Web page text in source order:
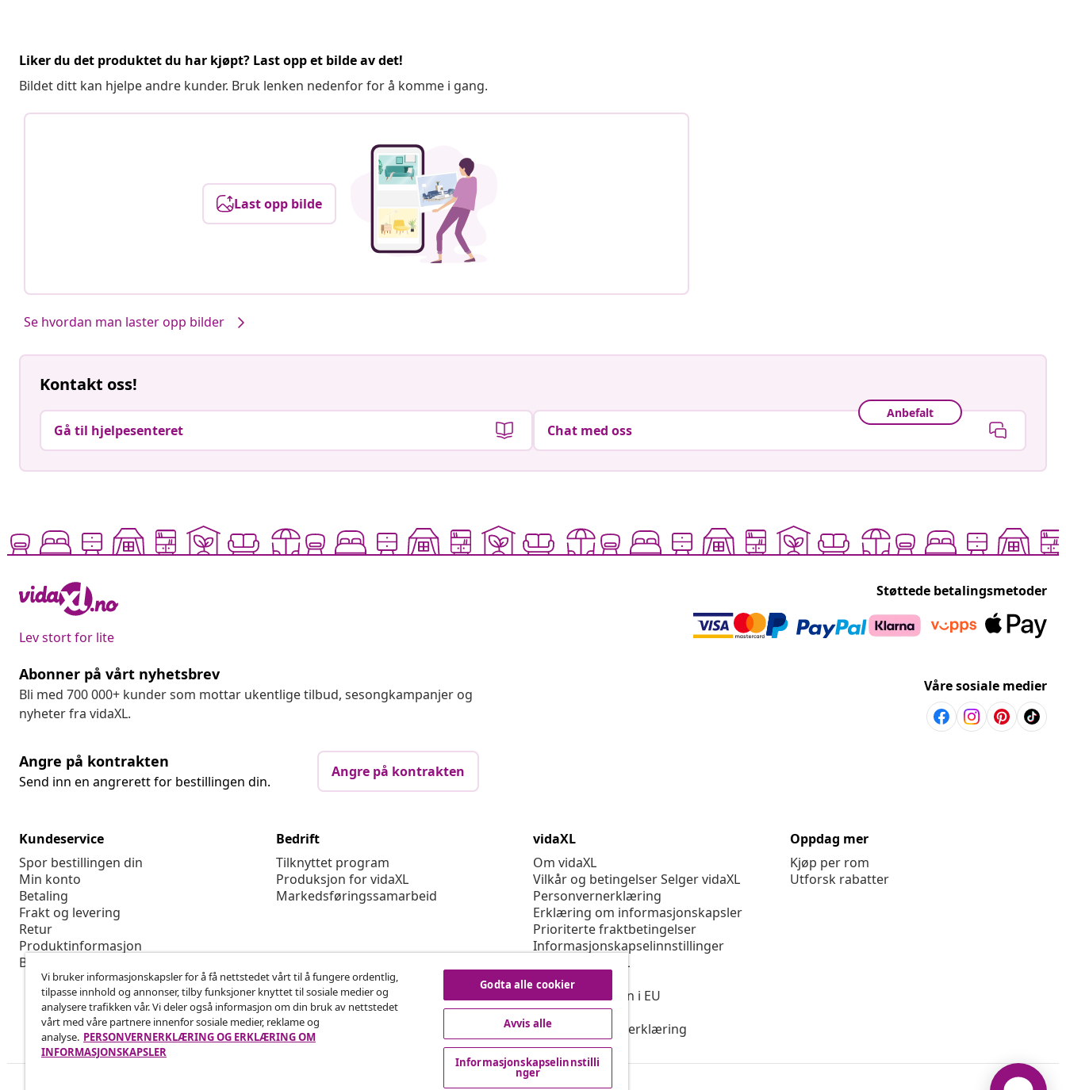
Liker du det produktet du har kjøpt? Last opp et bilde av det!
Bildet ditt kan hjelpe andre kunder. Bruk lenken nedenfor for å komme i gang.
Last opp bilde
Se hvordan man laster opp bilder
Kontakt oss!
Gå til hjelpesenteret
Anbefalt
Chat med oss
Lev stort for lite
Støttede betalingsmetoder
Abonner på vårt nyhetsbrev
Bli med 700 000+ kunder som mottar ukentlige tilbud, sesongkampanjer og
nyheter fra vidaXL.
Våre sosiale medier
Angre på kontrakten
Send inn en angrerett for bestillingen din.
Angre på kontrakten
Kundeservice
Spor bestillingen din
Min konto
Betaling
Frakt og levering
Retur
Produktinformasjon
Bestilling
Bedrift
Tilknyttet program
Produksjon for vidaXL
Markedsføringssamarbeid
vidaXL
Om vidaXL
Vilkår og betingelser Selger vidaXL
Personvernerklæring
Erklæring om informasjonskapsler
Prioriterte fraktbetingelser
Informasjonskapselinnstillinger
Jobbe for vidaXL
Sikkerhet
Ansvarlig person i EU
Politikken EPR
Tilgjengelighetserklæring
Oppdag mer
Kjøp per rom
Utforsk rabatter
Vi bruker informasjonskapsler for å få nettstedet vårt til å fungere ordentlig,
tilpasse innhold og annonser, tilby funksjoner knyttet til sosiale medier og
analysere trafikken vår. Vi deler også informasjon om din bruk av nettstedet
vårt med våre partnere innenfor sosiale medier, reklame og
analyse. PERSONVERNERKLÆRING OG ERKLÆRING OM
INFORMASJONSKAPSLER
Godta alle cookier
Avvis alle
Informasjonskapselinnstilli
nger